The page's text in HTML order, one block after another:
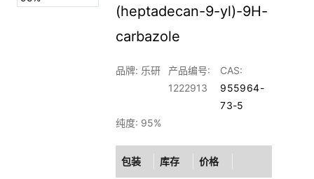
(heptadecan-9-yl)-9H-
carbazole
品牌: 乐研
产品编号:
1222913
CAS:
955964-
73-5
纯度: 95%
包装 库存 价格